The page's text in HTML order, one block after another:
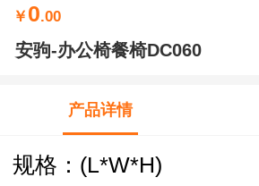
￥ 0.00
安驹-办公椅餐椅DC060
产品详情
规格： (L*W*H)